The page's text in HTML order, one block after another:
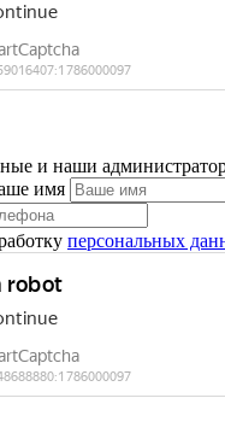
и наши
имя
персональных